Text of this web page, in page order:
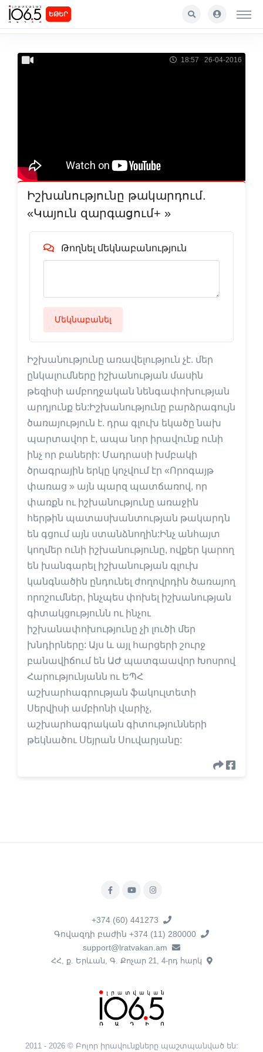
ԵԹԵՐ
18:57 26-04-2016
Իշխանությունը թակարդում.
«Կայուն զարգացում+ »
Թողնել մեկնաբանություն
Մեկնաբանել
Իշխանությունը առավելություն չէ. մեր
ընկալումները իշխանության մասին
թեզիսի ամբողջական նենգափոխության
արդյունք են:Իշխանությունը բարձրագույն
ծառայություն է. դրա գլուխ եկածը նախ
պարտավոր է, ապա նոր իրավունք ունի
ինչ որ բաների: Մադրասի խմբակի
ծրագրային երկը կոչվում էր «Որոգայթ
փառաց » այն պարզ պատճառով, որ
փառքն ու իշխանությունը առաջին
հերթին պատասխանտության թակարդն
են գցում այն ստանձնողին:Ինչ անհայտ
կողմեր ունի իշխանությունը, ովքեր կարող
են խանգարել իշխանության գլուխ
կանգնածին ընդունել ժողովրդին ծառայող
որոշումներ, ինչպես փոխել իշխանության
գիտակցությունն ու ինչու
իշխանափոխությունը չի լուծի մեր
խնդիրները: Այս և այլ հարցերի շուրջ
բանավիճում են ԱԺ պատգաավոր Խոսրով
Հարությունյանն ու ԵՊՀ
աշխարհագրության ֆակուլտետի
Սերվիսի ամբիոնի վարիչ,
աշխարհագրական գիտությունների
թեկնածու Սեյրան Սուվարյանը:
+374 (60) 441273
Գովազդի բաժին +374 (11) 280000
support@lratvakan.am
ՀՀ, ք. Երևան, Գ. Քոչար 21, 4-րդ հարկ
2011 - 2026 © Բոլոր իրավունքները պաշտպանված են: